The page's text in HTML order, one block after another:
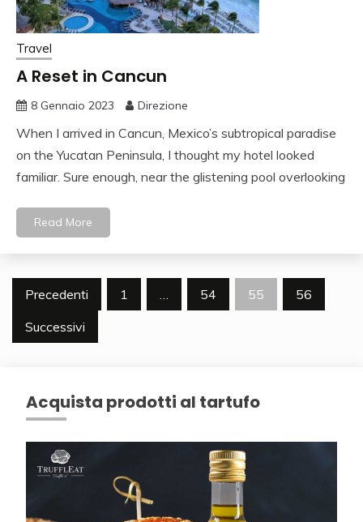
Travel
A Reset in Cancun
8 Gennaio 2023 Direzione
When I arrived in Cancun, Mexico’s subtropical paradise
on the Yucatan Peninsula, I thought my hotel looked
familiar. Sure enough, near the glistening pool overlooking
Read More
Navigazione
articoli
Precedenti 1 … 54 55
56
Successivi
Acquista prodotti al tartufo